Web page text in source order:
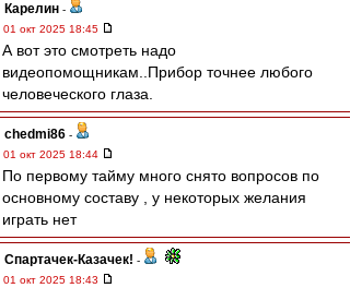
Карелин -
01 окт 2025 18:45
А вот это смотреть надо
видеопомощникам..Прибор точнее любого
человеческого глаза.
chedmi86 -
01 окт 2025 18:44
По первому тайму много снято вопросов по
основному составу , у некоторых желания
играть нет
Спартачек-Казачек! -
01 окт 2025 18:43